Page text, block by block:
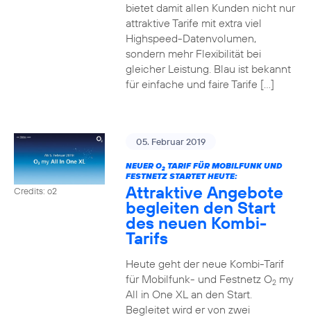
bietet damit allen Kunden nicht nur
attraktive Tarife mit extra viel
Highspeed-Datenvolumen,
sondern mehr Flexibilität bei
gleicher Leistung. Blau ist bekannt
für einfache und faire Tarife […]
Credits: o2
05. Februar 2019
NEUER O2TARIF FÜR MOBILFUNK UND
FESTNETZ STARTET HEUTE:
Attraktive Angebote
begleiten den Start
des neuen Kombi-
Tarifs
Heute geht der neue Kombi-Tarif
für Mobilfunk- und Festnetz O2my
All in One XL an den Start.
Begleitet wird er von zwei